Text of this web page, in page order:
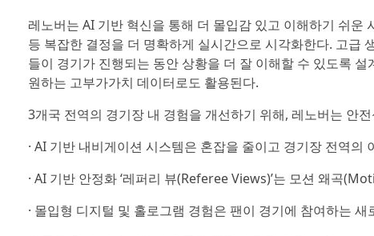
레노버는 AI 기반 혁신을 통해 더 몰입감 있고 이해하기 쉬
등 복잡한 결정을 더 명확하게 실시간으로 시각화한다. 고급
들이 경기가 진행되는 동안 상황을 더 잘 이해할 수 있도록
원하는 고부가가치 데이터로도 활용된다.
3개국 전역의 경기장 내 경험을 개선하기 위해, 레노버는 안
· AI 기반 내비게이션 시스템은 혼잡을 줄이고 경기장 전역의
· AI 기반 안정화 ‘레퍼리 뷰(Referee Views)’는 모션 왜곡
· 몰입형 디지털 및 홀로그램 경험은 팬이 경기에 참여하는